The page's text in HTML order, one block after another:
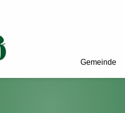
Gemeinde